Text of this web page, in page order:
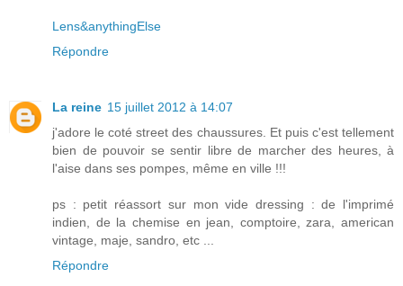
Lens&anythingElse
Répondre
La reine 15 juillet 2012 à 14:07
j'adore le coté street des chaussures. Et puis c'est tellement
bien de pouvoir se sentir libre de marcher des heures, à
l'aise dans ses pompes, même en ville !!!
ps : petit réassort sur mon vide dressing : de l'imprimé
indien, de la chemise en jean, comptoire, zara, american
vintage, maje, sandro, etc ...
Répondre